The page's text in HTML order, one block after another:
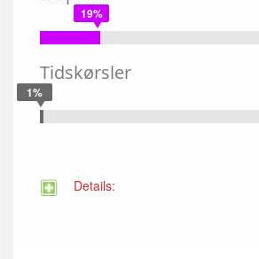
19%
Tidskørsler
1%
Details: